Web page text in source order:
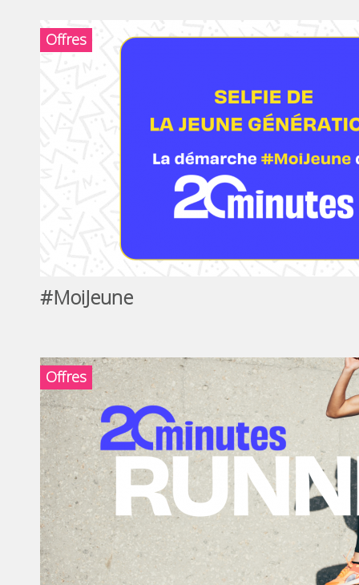
Offres
#MoiJeune
Offres